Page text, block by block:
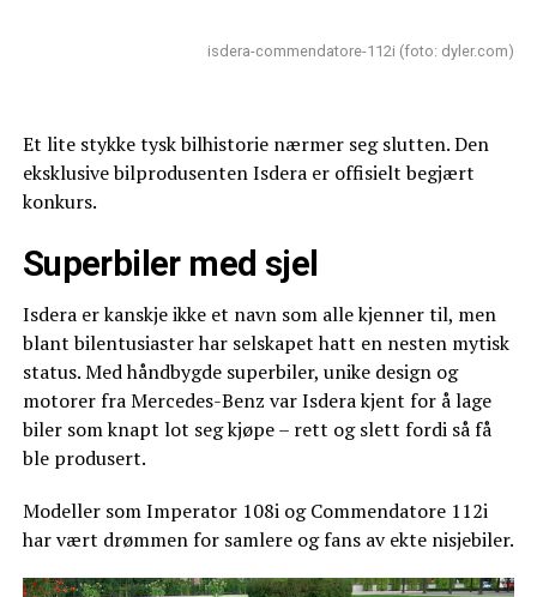
isdera-commendatore-112i (foto: dyler.com)
Et lite stykke tysk bilhistorie nærmer seg slutten. Den
eksklusive bilprodusenten Isdera er offisielt begjært
konkurs.
Superbiler med sjel
Isdera er kanskje ikke et navn som alle kjenner til, men
blant bilentusiaster har selskapet hatt en nesten mytisk
status. Med håndbygde superbiler, unike design og
motorer fra Mercedes-Benz var Isdera kjent for å lage
biler som knapt lot seg kjøpe – rett og slett fordi så få
ble produsert.
Modeller som Imperator 108i og Commendatore 112i
har vært drømmen for samlere og fans av ekte nisjebiler.